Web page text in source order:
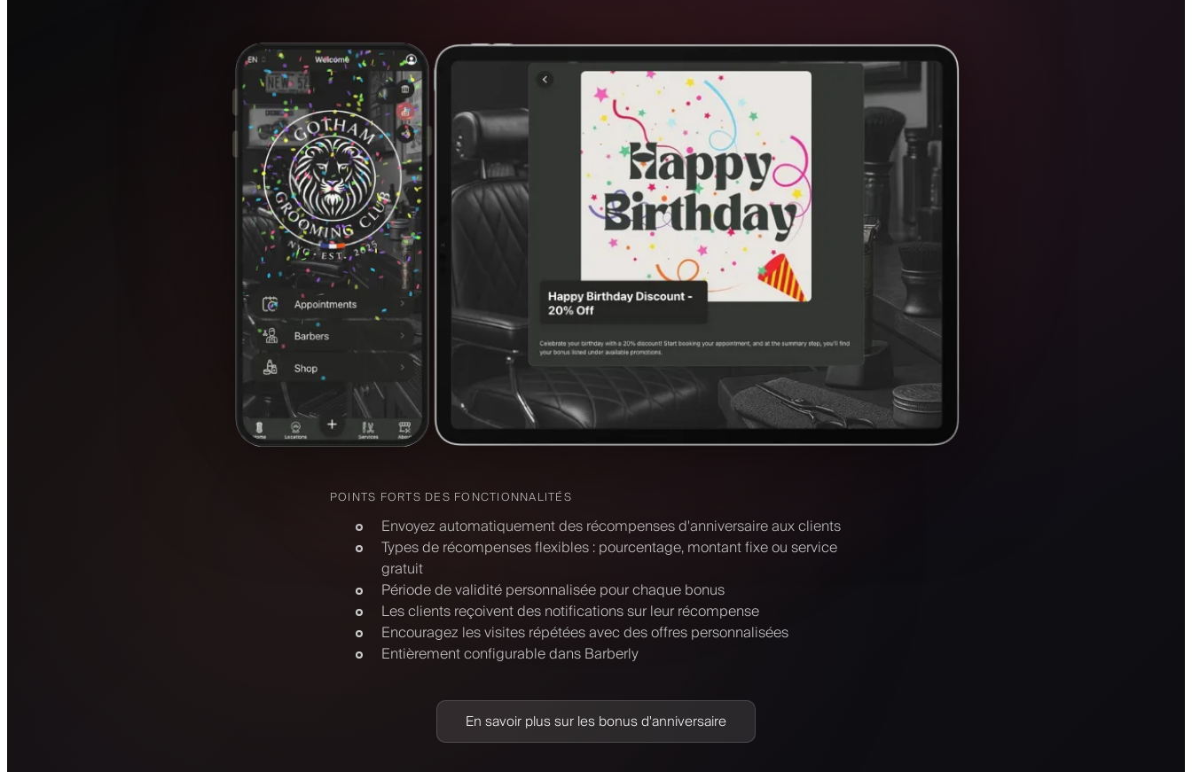
POINTS FORTS DES FONCTIONNALITÉS
Envoyez automatiquement des récompenses d'anniversaire aux clients
Types de récompenses flexibles : pourcentage, montant fixe ou service
gratuit
Période de validité personnalisée pour chaque bonus
Les clients reçoivent des notifications sur leur récompense
Encouragez les visites répétées avec des offres personnalisées
Entièrement configurable dans Barberly
En savoir plus sur les bonus d'anniversaire